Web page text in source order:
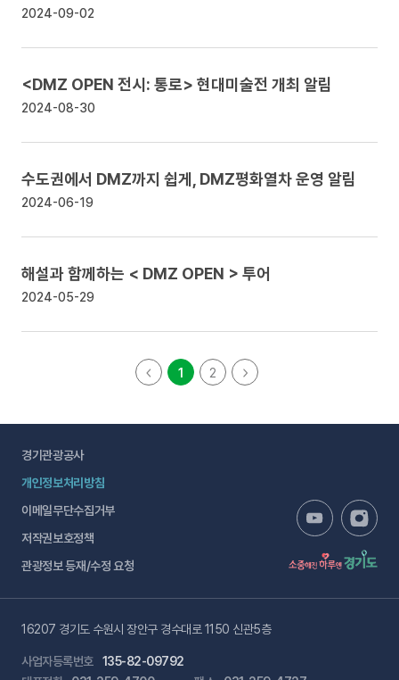
2024-09-02
<DMZ OPEN 전시: 통로> 현대미술전 개최 알림
2024-08-30
수도권에서 DMZ까지 쉽게, DMZ평화열차 운영 알림
2024-06-19
해설과 함께하는 < DMZ OPEN > 투어
2024-05-29
1 2
경기관광공사
개인정보처리방침
이메일무단수집거부
저작권보호정책
관광정보 등재/수정 요청
16207 경기도 수원시 장안구 경수대로 1150 신관5층
사업자등록번호
135-82-09792